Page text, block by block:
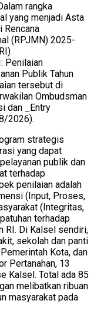
rangka
yang menjadi Asta
Rencana
(RPJMN) 2025-
Penilaian
Publik Tahun
tersebut di
Ombudsman
dan _Entry
2026).
strategis
yang dapat
publik dan
terhadap
penilaian adalah
(Input, Proses,
(Integritas,
terhadap
RI. Di Kalsel sendiri,
sekolah dan panti
Kota, dan
Pertanahan, 13
Kalsel. Total ada 85
melibatkan ribuan
masyarakat pada